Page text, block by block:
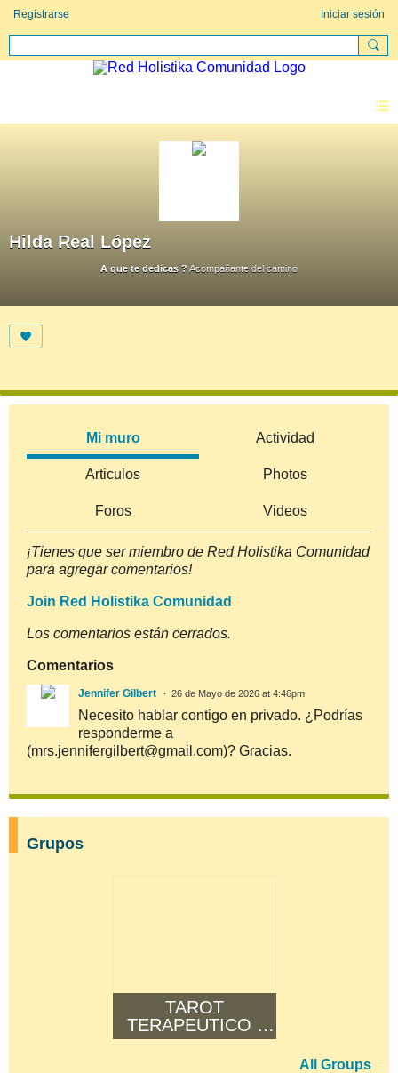
Registrarse Iniciar sesión
Hilda Real López
A que te dedicas ? Acompañante del camino
Mi muro Actividad
Articulos Photos
Foros Videos
¡Tienes que ser miembro de Red Holistika Comunidad
para agregar comentarios!
Join Red Holistika Comunidad
Los comentarios están cerrados.
Comentarios
Jennifer Gilbert 26 de Mayo de 2026 at 4:46pm
Necesito hablar contigo en privado. ¿Podrías
responderme a
(mrs.jennifergilbert@gmail.com)? Gracias.
Grupos
TAROT
TERAPEUTICO -
OTOÑO
All Groups